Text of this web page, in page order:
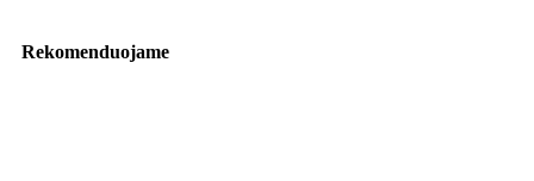
Rekomenduojame